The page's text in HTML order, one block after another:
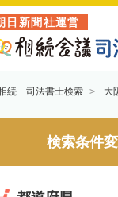
日新聞社運営
続 司法書士検索 大
検索条件